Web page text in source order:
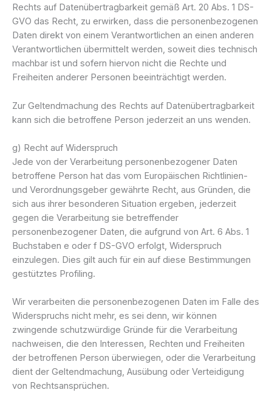
Rechts auf Datenübertragbarkeit gemäß Art. 20 Abs. 1 DS-
GVO das Recht, zu erwirken, dass die personenbezogenen
Daten direkt von einem Verantwortlichen an einen anderen
Verantwortlichen übermittelt werden, soweit dies technisch
machbar ist und sofern hiervon nicht die Rechte und
Freiheiten anderer Personen beeinträchtigt werden.
Zur Geltendmachung des Rechts auf Datenübertragbarkeit
kann sich die betroffene Person jederzeit an uns wenden.
g) Recht auf Widerspruch
Jede von der Verarbeitung personenbezogener Daten
betroffene Person hat das vom Europäischen Richtlinien-
und Verordnungsgeber gewährte Recht, aus Gründen, die
sich aus ihrer besonderen Situation ergeben, jederzeit
gegen die Verarbeitung sie betreffender
personenbezogener Daten, die aufgrund von Art. 6 Abs. 1
Buchstaben e oder f DS-GVO erfolgt, Widerspruch
einzulegen. Dies gilt auch für ein auf diese Bestimmungen
gestütztes Profiling.
Wir verarbeiten die personenbezogenen Daten im Falle des
Widerspruchs nicht mehr, es sei denn, wir können
zwingende schutzwürdige Gründe für die Verarbeitung
nachweisen, die den Interessen, Rechten und Freiheiten
der betroffenen Person überwiegen, oder die Verarbeitung
dient der Geltendmachung, Ausübung oder Verteidigung
von Rechtsansprüchen.